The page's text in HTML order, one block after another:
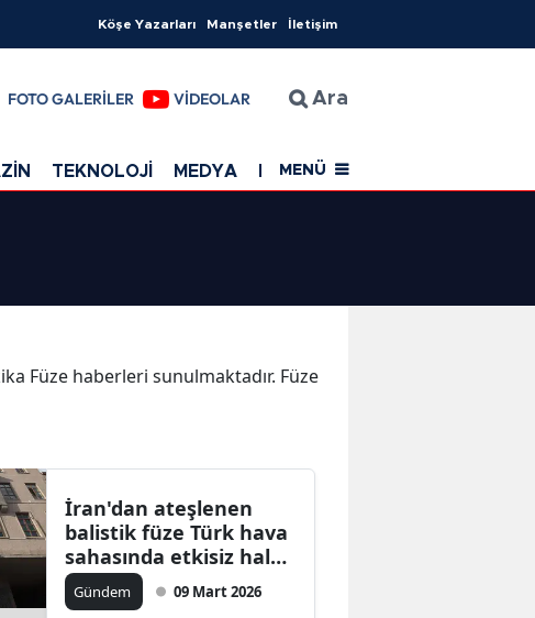
Köşe Yazarları Manşetler İletişim
FOTO GALERİLER VİDEOLAR Ara
TEKNOLOJİ MEDYA EĞİTİM SAĞLIK
MENÜ
Füze haberleri sunulmaktadır. Füze
İran'dan ateşlenen
balistik füze Türk hava
sahasında etkisiz hale
getirildi
Gündem 09 Mart 2026